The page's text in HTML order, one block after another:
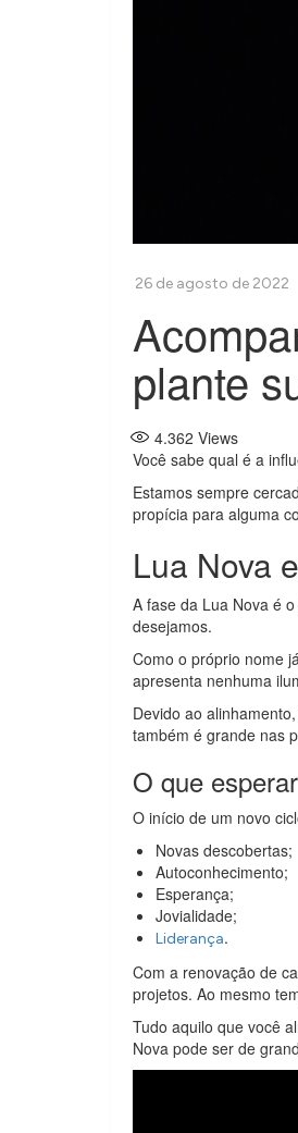
plante
4.362 Views
Você sabe qual é a
Estamos sempre
propícia para alguma
Lua Nova
A fase da Lua Nova é
desejamos.
Como o próprio nome
apresenta nenhuma
Devido ao
também é grande nas
O que
O início de um novo
Novas descobertas;
Autoconhecimento;
Esperança;
Jovialidade;
Liderança.
Com a renovação de
projetos. Ao mesmo
Tudo aquilo que você
Nova pode ser de